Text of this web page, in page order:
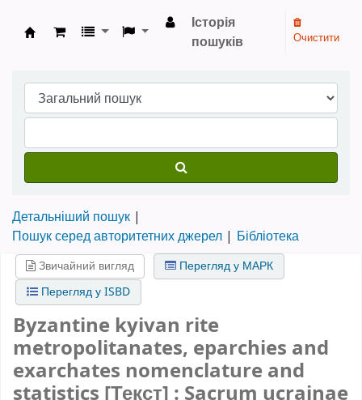
Бібліотека НТШ › Електронний каталог
Історія
пошуків
Очистити
Детальніший пошук
Пошук серед авторитетних джерел
Бібліотека
Звичайний вигляд
Перегляд у МАРК
Перегляд у ISBD
Byzantine kyivan rite
metropolitanates, eparchies and
exarchates nomenclature and
statistics [Текст] : Sacrum ucrainae